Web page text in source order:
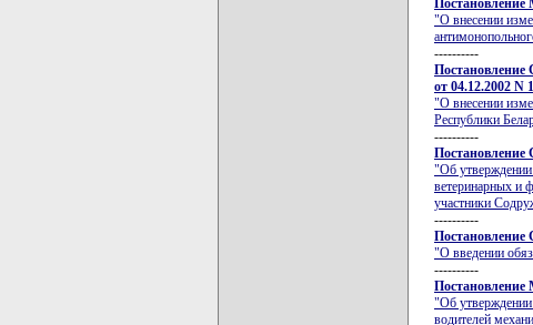
Постановление
"О внесении
----------
Постановление
от 04.12.2002 N
"О внесении
Республики
----------
Постановление
"Об утверждении
ветеринарных и
участники
----------
Постановление
"О введении
----------
Постановление
"Об утверждении
водителей